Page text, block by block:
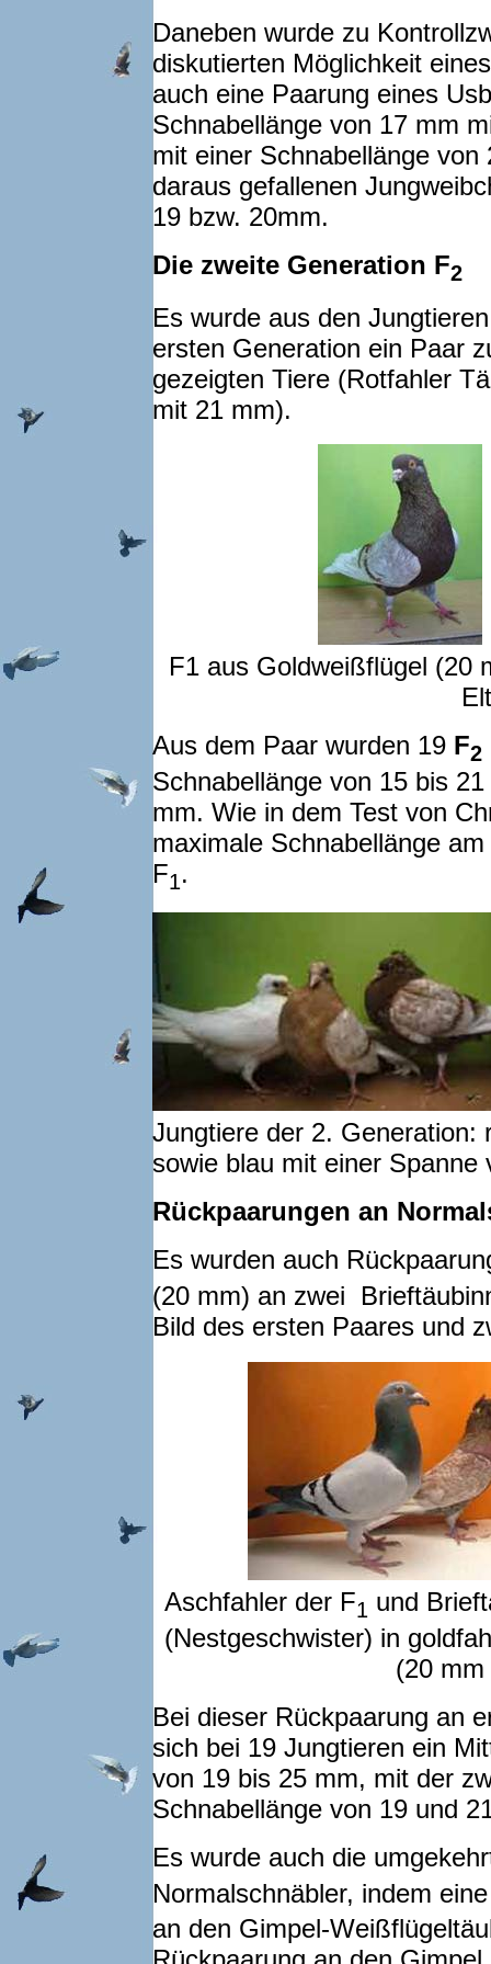
Daneben wurde zu
diskutierten Möglichkeit
auch eine Paarung eines
Schnabellänge von 17 mm
mit einer Schnabellänge
daraus gefallenen
19 bzw. 20mm.
Die zweite Generation F2
Es wurde aus den
ersten Generation ein Paar
gezeigten Tiere (Rotfahler
mit 21 mm).
F1 aus Goldweißflügel (20
Aus dem Paar wurden 19 F2
Schnabellänge von 15 bis
mm. Wie in dem Test von
maximale Schnabellänge
F1.
Jungtiere der 2. Generation:
sowie blau mit einer Spanne
Rückpaarungen an
Es wurden auch
(20 mm) an zwei
Bild des ersten Paares und
Aschfahler der F1 und
(Nestgeschwister) in
(20
Bei dieser Rückpaarung an
sich bei 19 Jungtieren ein
von 19 bis 25 mm, mit der
Schnabellänge von 19 und
Es wurde auch die
Normalschnäbler, indem
an den Gimpel-